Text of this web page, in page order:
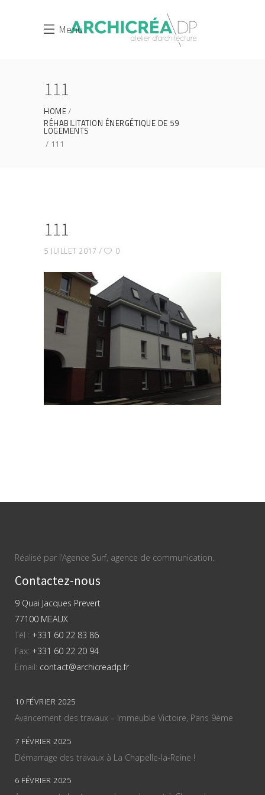
Menu
111
HOME
RÉHABILITATION ÉNERGÉTIQUE DE 59
LOGEMENTS
111
111
5 JUILLET 2017 0
Réalisé par l’Agence Surf, agence de communication.
Contactez-nous
9 Quai Jacques Prevert
77100 MEAUX
Tél : +331 60 22 83 86
Fax: +331 60 22 20 94
Email: contact@archicreadp.fr
10 FÉVRIER 2025
Avancement des travaux – Immeuble Victoire, Paris 9ème
7 FÉVRIER 2025
Démarrage des travaux à La Chapelle-la-Reine !
6 FÉVRIER 2025